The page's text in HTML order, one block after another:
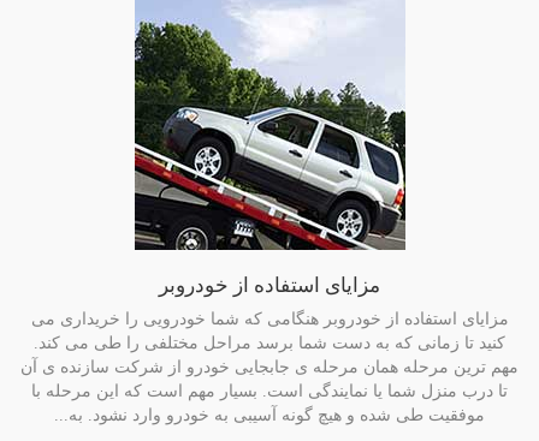
مزایای استفاده از خودروبر
مزایای استفاده از خودروبر هنگامی که شما خودرویی را خریداری می
کنید تا زمانی که به دست شما برسد مراحل مختلفی را طی می کند.
مهم ترین مرحله همان مرحله ی جابجایی خودرو از شرکت سازنده ی آن
تا درب منزل شما یا نمایندگی است. بسیار مهم است که این مرحله با
موفقیت طی شده و هیچ گونه آسیبی به خودرو وارد نشود. به...